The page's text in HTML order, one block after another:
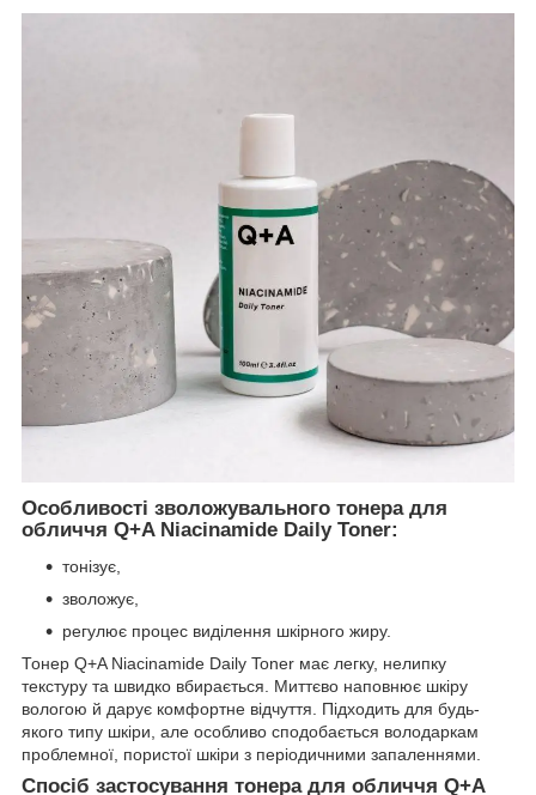
Особливості зволожувального тонера для
обличчя Q+A Niacinamide Daily Toner:
тонізує,
зволожує,
регулює процес виділення шкірного жиру.
Тонер Q+A Niacinamide Daily Toner має легку, нелипку
текстуру та швидко вбирається. Миттєво наповнює шкіру
вологою й дарує комфортне відчуття. Підходить для будь-
якого типу шкіри, але особливо сподобається володаркам
проблемної, пористої шкіри з періодичними запаленнями.
Спосіб застосування тонера для обличчя Q+A